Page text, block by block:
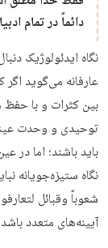
دائماً در تمام
نگاه ایدئولوژیک
عارفانه می‌گوید
بین کثرات و با
توحیدی و وحدت
باید باشند؛ اما در
نگاه ستیزه‌جویانه
شعوباً وقبائل
آیینه‌های متعدد